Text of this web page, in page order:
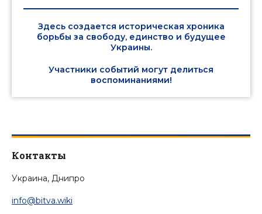
Здесь создается историческая хроника
борьбы за свободу, единство и будущее
Украины.
Участники событий могут делиться
воспоминаниями!
Контакты
Украина, Днипро
info@bitva.wiki